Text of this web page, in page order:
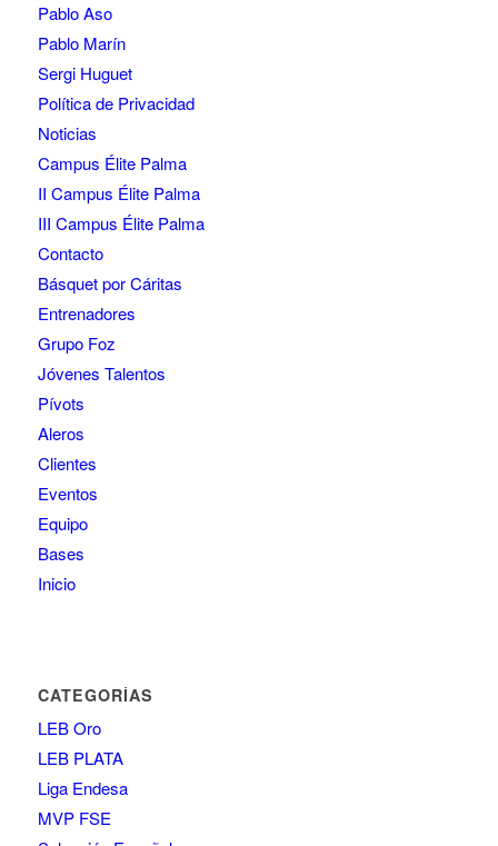
Pablo Aso
Pablo Marín
Sergi Huguet
Política de Privacidad
Noticias
Campus Élite Palma
II Campus Élite Palma
III Campus Élite Palma
Contacto
Básquet por Cáritas
Entrenadores
Grupo Foz
Jóvenes Talentos
Pívots
Aleros
Clientes
Eventos
Equipo
Bases
Inicio
CATEGORÍAS
LEB Oro
LEB PLATA
Liga Endesa
MVP FSE